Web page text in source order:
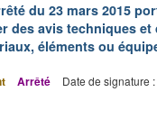
du 23 mars 2015
des avis techniques
éléments ou
Arrêté Date de signature